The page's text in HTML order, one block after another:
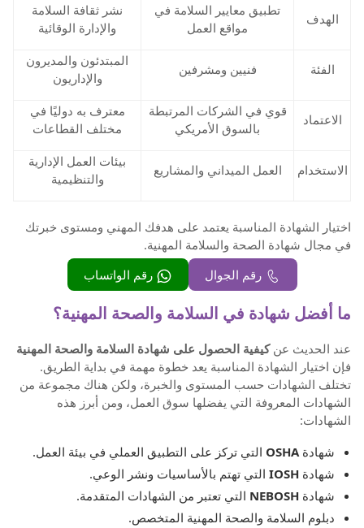
الهدف
تطبيق معايير السلامة في
مواقع العمل
نشر ثقافة السلامة
والإدارة الوقائية
الفئة فنيين ومشرفين
المبتدئون والمديرون
والإداريون
الاعتماد
قوي في الشركات المرتبطة
بالسوق الأمريكي
معترف به دوليًا في
مختلف القطاعات
الاستخدام العمل الميداني والمشاريع
بيئات العمل الإدارية
والتنظيمية
اختيار الشهادة المناسبة يعتمد على هدفك المهني ومستوى خبرتك
في مجال شهادة الصحة والسلامة المهنية.
رقم الجوال
رقم الواتساب
ما أفضل شهادة في السلامة والصحة المهنية؟
عند الحديث عنكيفية الحصول على شهادة السلامة والصحة المهنية
فإن اختيار الشهادة المناسبة يعد خطوة مهمة في بداية الطريق.
تختلف الشهادات حسب المستوى والخبرة، ولكن هناك مجموعة من
الشهادات المعروفة التي يفضلها سوق العمل، ومن أبرز هذه
الشهادات:
شهادة OSHA التي تركز على التطبيق العملي في بيئة العمل.
شهادة IOSH التي تهتم بالأساسيات ونشر الوعي.
شهادة NEBOSH التي تعتبر من الشهادات المتقدمة.
دبلوم السلامة والصحة المهنية المتخصص.